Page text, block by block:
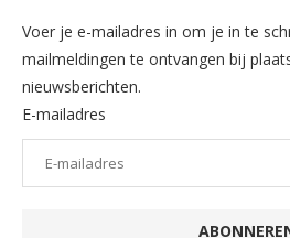
Voer je e-mailadres in om je in te
mailmeldingen te ontvangen bij
nieuwsberichten.
E-mailadres